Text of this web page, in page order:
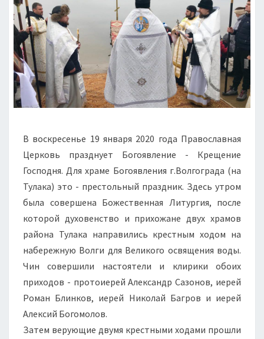
В воскресенье 19 января 2020 года Православная
Церковь празднует Богоявление - Крещение
Господня. Для храме Богоявления г.Волгограда (на
Тулака) это - престольный праздник. Здесь утром
была совершена Божественная Литургия, после
которой духовенство и прихожане двух храмов
района Тулака направились крестным ходом на
набережную Волги для Великого освящения воды.
Чин совершили настоятели и клирики обоих
приходов - протоиерей Александр Сазонов, иерей
Роман Блинков, иерей Николай Багров и иерей
Алексий Богомолов.
Затем верующие двумя крестными ходами прошли